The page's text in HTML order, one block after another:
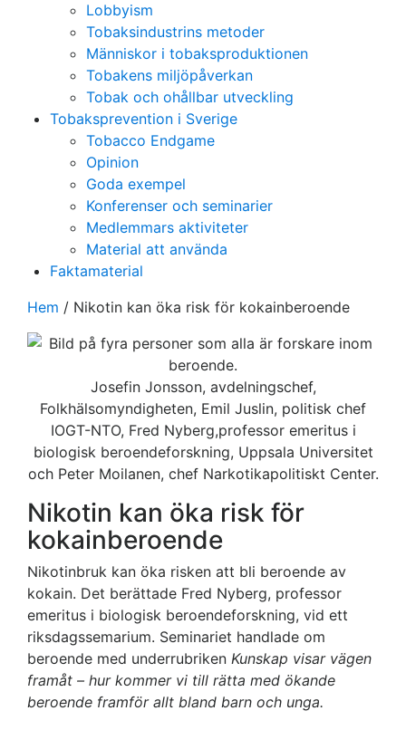
Lobbyism
Tobaksindustrins metoder
Människor i tobaksproduktionen
Tobakens miljöpåverkan
Tobak och ohållbar utveckling
Tobaksprevention i Sverige
Tobacco Endgame
Opinion
Goda exempel
Konferenser och seminarier
Medlemmars aktiviteter
Material att använda
Faktamaterial
Hem / Nikotin kan öka risk för kokainberoende
Josefin Jonsson, avdelningschef,
Folkhälsomyndigheten, Emil Juslin, politisk chef
IOGT-NTO, Fred Nyberg,professor emeritus i
biologisk beroendeforskning, Uppsala Universitet
och Peter Moilanen, chef Narkotikapolitiskt Center.
Nikotin kan öka risk för
kokainberoende
Nikotinbruk kan öka risken att bli beroende av
kokain. Det berättade Fred Nyberg, professor
emeritus i biologisk beroendeforskning, vid ett
riksdagssemarium. Seminariet handlade om
beroende med underrubriken Kunskap visar vägen
framåt – hur kommer vi till rätta med ökande
beroende framför allt bland barn och unga.